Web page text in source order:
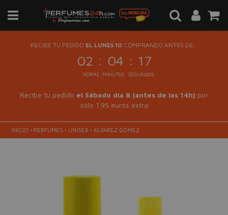
RECIBE TU PEDIDO EL LUNES 10 COMPRANDO ANTES DE...
02 : 04 : 17
HORAS MINUTOS SEGUNDOS
Recibe tu pedido el Sábado día 8 (antes de las 14h) por
sólo 1.95 euros extra
INICIO › PERFUMES › UNISEX › ALVAREZ GOMEZ